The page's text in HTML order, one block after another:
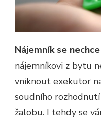
Nájemník se
nájemníkovi z bytu
vniknout exekutor
soudního
žalobu. I tehdy se